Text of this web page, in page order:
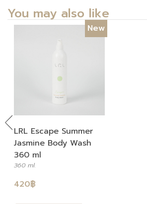
You may also like
Previous
New
LRL Escape Summer
Jasmine Body Wash
360 ml
360 ml.
420฿